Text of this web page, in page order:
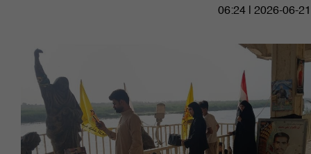
06:24 | 2026-06-21